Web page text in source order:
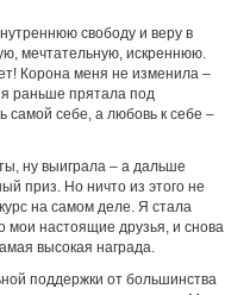
свободу и веру в
мечтательную, искреннюю.
Корона меня не изменила –
раньше прятала под
самой себе, а любовь к себе –
ну выиграла – а дальше
приз. Но ничто из этого не
на самом деле. Я стала
мои настоящие друзья, и снова
высокая награда.
поддержки от большинства